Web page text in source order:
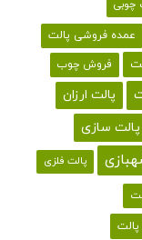
چوبی
عمده فروشی پالت
فروش چوب
پالت ارزان
پالت سازی
پالت فلزی